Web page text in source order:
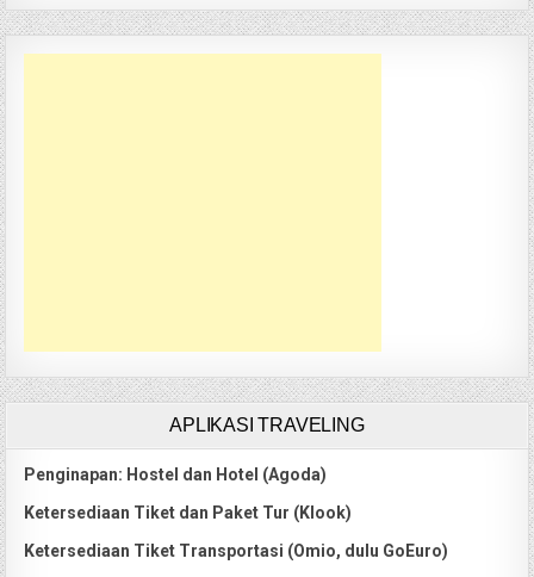
APLIKASI TRAVELING
Penginapan: Hostel dan Hotel (Agoda)
Ketersediaan Tiket dan Paket Tur (Klook)
Ketersediaan Tiket Transportasi (Omio, dulu GoEuro)